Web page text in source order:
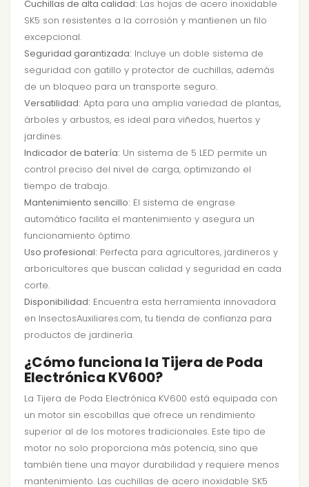
Cuchillas de alta calidad: Las hojas de acero inoxidable
SK5 son resistentes a la corrosión y mantienen un filo
excepcional.
Seguridad garantizada: Incluye un doble sistema de
seguridad con gatillo y protector de cuchillas, además
de un bloqueo para un transporte seguro.
Versatilidad: Apta para una amplia variedad de plantas,
árboles y arbustos, es ideal para viñedos, huertos y
jardines.
Indicador de batería: Un sistema de 5 LED permite un
control preciso del nivel de carga, optimizando el
tiempo de trabajo.
Mantenimiento sencillo: El sistema de engrase
automático facilita el mantenimiento y asegura un
funcionamiento óptimo.
Uso profesional: Perfecta para agricultores, jardineros y
arboricultores que buscan calidad y seguridad en cada
corte.
Disponibilidad: Encuentra esta herramienta innovadora
en InsectosAuxiliares.com, tu tienda de confianza para
productos de jardinería.
¿Cómo funciona la Tijera de Poda
Electrónica KV600?
La Tijera de Poda Electrónica KV600 está equipada con
un motor sin escobillas que ofrece un rendimiento
superior al de los motores tradicionales. Este tipo de
motor no solo proporciona más potencia, sino que
también tiene una mayor durabilidad y requiere menos
mantenimiento. Las cuchillas de acero inoxidable SK5